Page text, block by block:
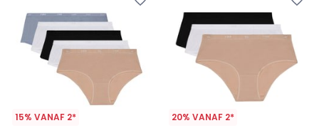
15% VANAF 2* 20% VANAF 2*